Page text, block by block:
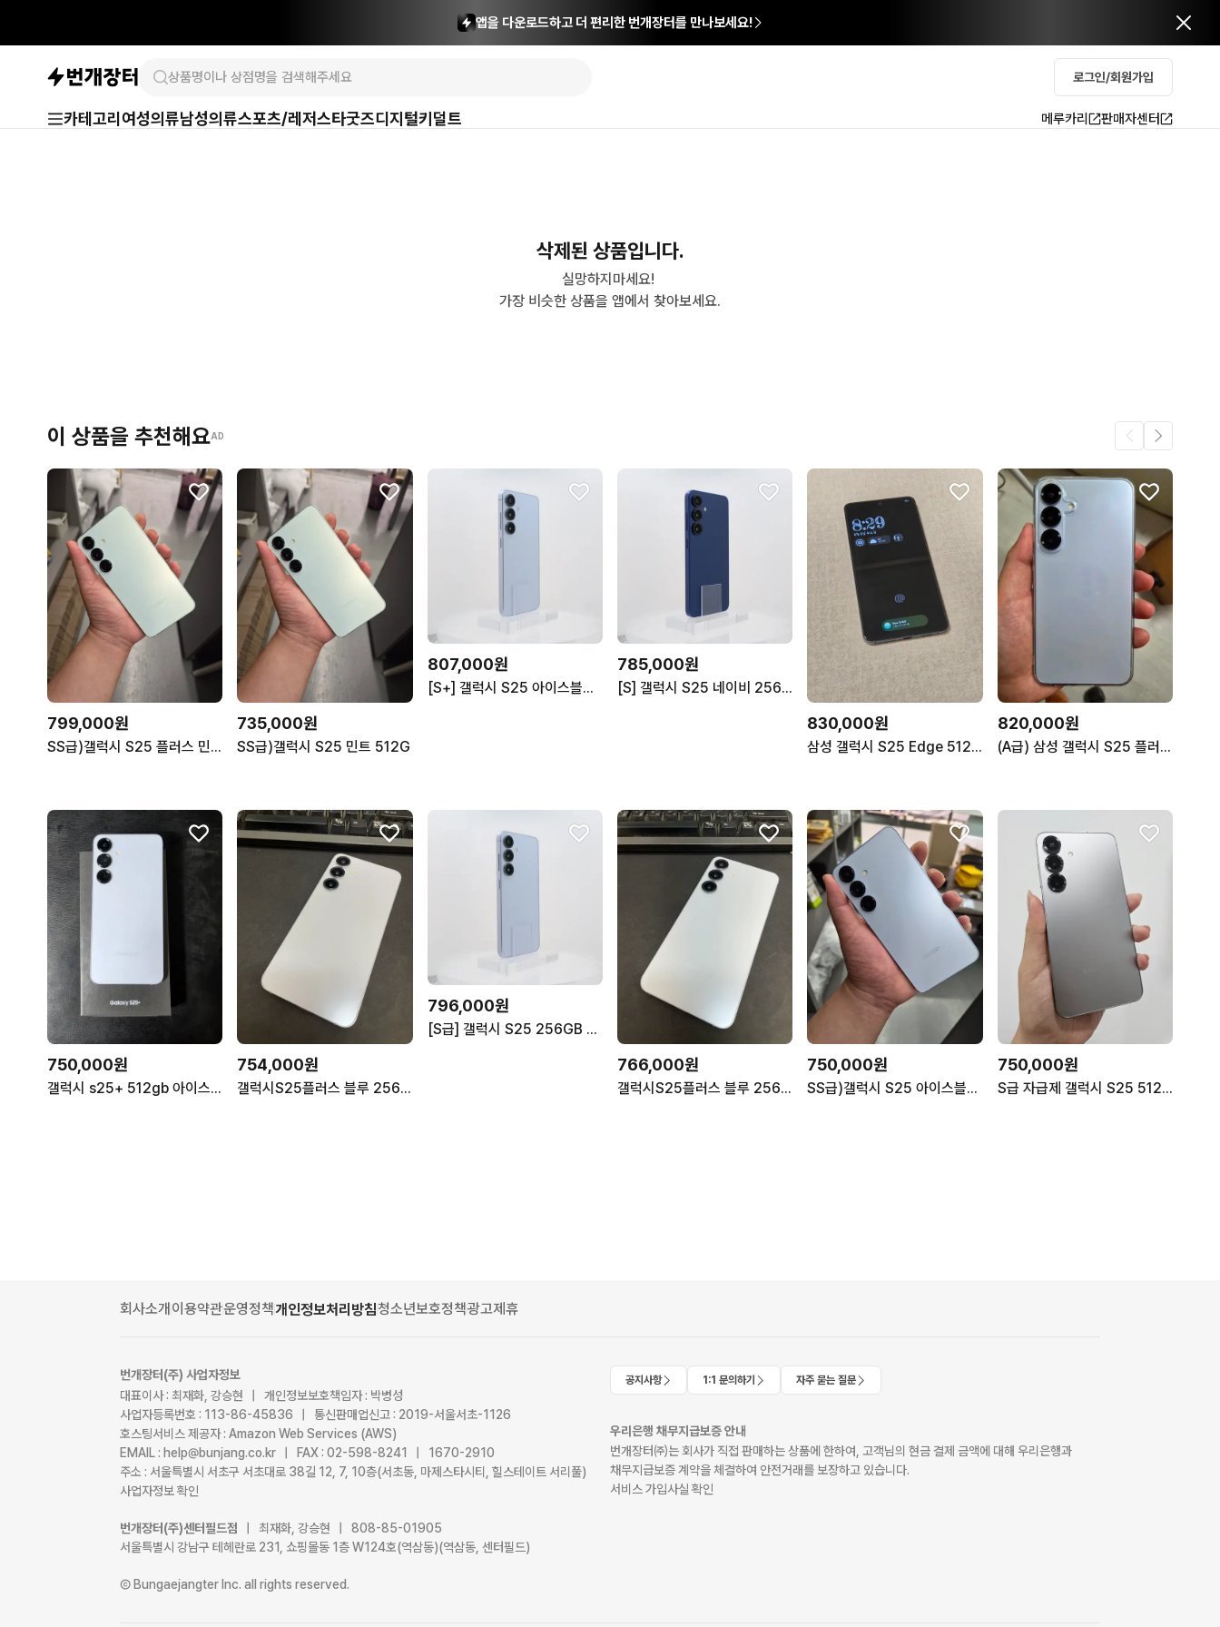
앱을 다운로드하고 더 편리한 번개장터를 만나보세요!
로그인/회원가입
카테고리 여성의류남성의류스포츠/레저스타굿즈디지털키덜트 메루카리 판매자센터
삭제된 상품입니다.
실망하지마세요!
가장 비슷한 상품을 앱에서 찾아보세요.
이 상품을 추천해요AD
799,000원
SS급)갤럭시 S25 플러스 민트 256G
735,000원
SS급)갤럭시 S25 민트 512G
807,000원
[S+] 갤럭시 S25 아이스블루 256GB 배터리(98%), 074
785,000원
[S] 갤럭시 S25 네이비 256GB 배터리(98%), 061
830,000원
삼성 갤럭시 S25 Edge 512GB 자급제
820,000원
(A급) 삼성 갤럭시 S25 플러스 512G
750,000원
갤럭시 s25+ 512gb 아이스블루 자급제
754,000원
갤럭시S25플러스 블루 256GB 무잔상 상태좋은 중고75만4천팝니다
796,000원
[S급] 갤럭시 S25 256GB 아이스블루 (98%효율)
766,000원
갤럭시S25플러스 블루 256GB 무잔상 상태좋은 중고76만6천팝니다
750,000원
SS급)갤럭시 S25 아이스블루 512G
750,000원
S급 자급제 갤럭시 S25 512기가 그레이 512GB 판매합니다
회사소개이용약관운영정책개인정보처리방침청소년보호정책광고제휴
번개장터(주) 사업자정보
대표이사 : 최재화, 강승현 | 개인정보보호책임자 : 박병성
사업자등록번호 : 113-86-45836 | 통신판매업신고 : 2019-서울서초-1126
호스팅서비스 제공자 : Amazon Web Services (AWS)
EMAIL : help@bunjang.co.kr | FAX : 02-598-8241 | 1670-2910
주소 : 서울특별시 서초구 서초대로 38길 12, 7, 10층(서초동, 마제스타시티, 힐스테이트 서리풀)
사업자정보 확인
번개장터(주)센터필드점
| 최재화, 강승현 | 808-85-01905
서울특별시 강남구 테헤란로 231, 쇼핑몰동 1층 W124호(역삼동)(역삼동, 센터필드)
Ⓒ Bungaejangter Inc. all rights reserved.
공지사항 1:1 문의하기 자주 묻는 질문
우리은행 채무지급보증 안내
번개장터㈜는 회사가 직접 판매하는 상품에 한하여, 고객님의 현금 결제 금액에 대해 우리은행과
채무지급보증 계약을 체결하여 안전거래를 보장하고 있습니다.
서비스 가입사실 확인